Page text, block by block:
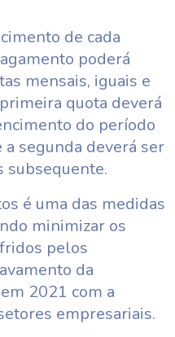
de cada
poderá
mensais, iguais e
quota deverá
do período
a segunda deverá ser
subsequente.
é uma das medidas
minimizar os
pelos
da
2021 com a
empresariais.